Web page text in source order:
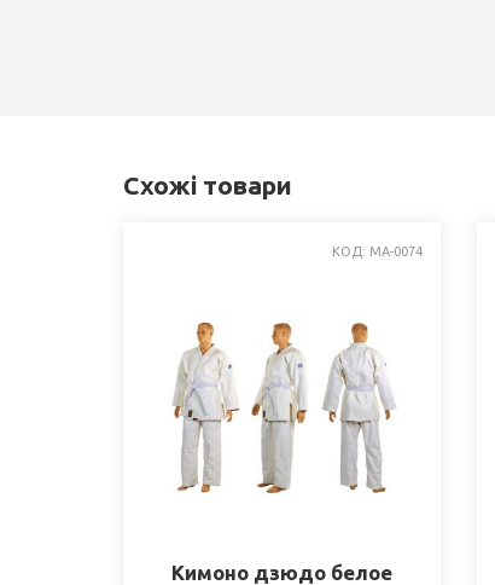
Схожі товари
КОД: MA-0074
Кимоно дзюдо белое